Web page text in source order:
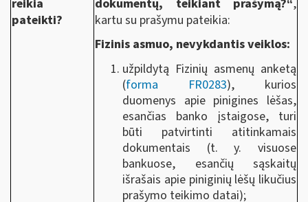
reikia
pateikti?
dokumentų, teikiant prašymą?“,
kartu su prašymu pateikia:
Fizinis asmuo, nevykdantis veiklos:
užpildytą Fizinių asmenų anketą
(forma FR0283), kurios
duomenys apie pinigines lėšas,
esančias banko įstaigose, turi
būti patvirtinti atitinkamais
dokumentais (t. y. visuose
bankuose, esančių sąskaitų
išrašais apie piniginių lėšų likučius
prašymo teikimo datai);